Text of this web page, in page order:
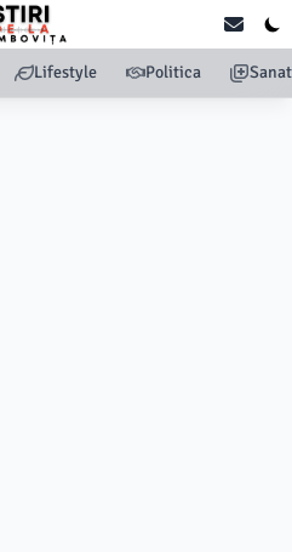
Lifestyle Politica